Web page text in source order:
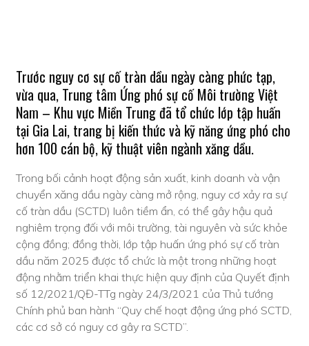
Trước nguy cơ sự cố tràn dầu ngày càng phức tạp,
vừa qua, Trung tâm Ứng phó sự cố Môi trường Việt
Nam – Khu vực Miền Trung đã tổ chức lớp tập huấn
tại Gia Lai, trang bị kiến thức và kỹ năng ứng phó cho
hơn 100 cán bộ, kỹ thuật viên ngành xăng dầu.
Trong bối cảnh hoạt động sản xuất, kinh doanh và vận
chuyển xăng dầu ngày càng mở rộng, nguy cơ xảy ra sự
cố tràn dầu (SCTD) luôn tiềm ẩn, có thể gây hậu quả
nghiêm trọng đối với môi trường, tài nguyên và sức khỏe
cộng đồng; đồng thời, lớp tập huấn ứng phó sự cố tràn
dầu năm 2025 được tổ chức là một trong những hoạt
động nhằm triển khai thực hiện quy định của Quyết định
số 12/2021/QĐ-TTg ngày 24/3/2021 của Thủ tướng
Chính phủ ban hành “Quy chế hoạt động ứng phó SCTD,
các cơ sở có nguy cơ gây ra SCTD”.